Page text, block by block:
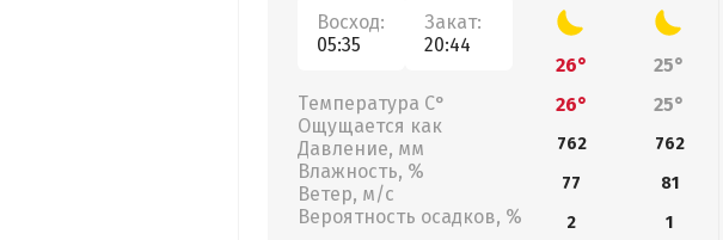
Восход:
05:35
Закат:
20:44
Температура С°
Ощущается как
Давление, мм
Влажность, %
Ветер, м/с
Вероятность осадков, %
26° 25°
26°
25°
762 762
77
81
2
1